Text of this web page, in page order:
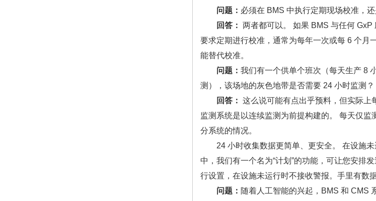
问题： 必须在 BMS 中执行定期现场校准，
回答： 两者都可以。 如果 BMS 与任何
要求定期进行校准，通常为每年一次或每 6 个月
能替代校准。
问题： 我们有一个供单个班次（每天生产 8
测），该场地的灰色地带是否需要 24 小时监测？
回答： 这么说可能有点出乎预料，但实际上
监测系统是以连续监测为前提构建的。 每天仅
分系统的情况。
24 小时收集数据更简单、更安全。 在设施未
中，我们有一个名为“计划”的功能，可让您安排
行设置，在设施未运行时不接收警报。手里有数
问题： 随着人工智能的兴起，BMS 和 CMS